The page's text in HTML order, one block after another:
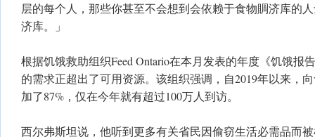
层的每个人，那些你甚至不会想到会依赖于食物賙济库的
济库。」
根据饥饿救助组织Feed Ontario在本月发表的年度《饥饿报
的需求正超出了可用资源。该组织强调，自2019年以来，
加了87%，仅在今年就有超过100万人到访。
西尔弗斯坦说，他听到更多有关省民因偷窃生活必需品而